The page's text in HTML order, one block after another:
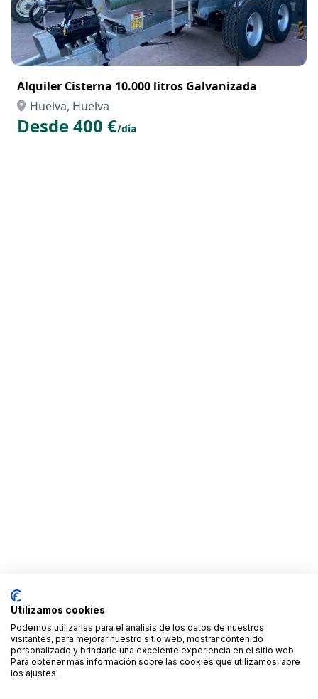
Alquiler Cisterna 10.000 litros Galvanizada
Huelva, Huelva
Desde 400 €/día
Utilizamos cookies
Podemos utilizarlas para el análisis de los datos de nuestros
visitantes, para mejorar nuestro sitio web, mostrar contenido
personalizado y brindarle una excelente experiencia en el sitio web.
Para obtener más información sobre las cookies que utilizamos, abre
los ajustes.